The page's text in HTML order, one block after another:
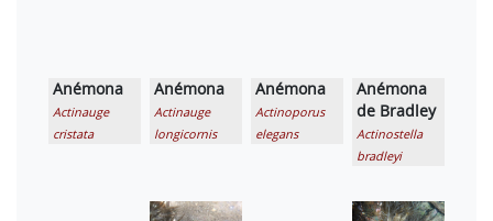
Anémona
Actinauge
cristata
Anémona
Actinauge
longicornis
Anémona
Actinoporus
elegans
Anémona
de Bradley
Actinostella
bradleyi